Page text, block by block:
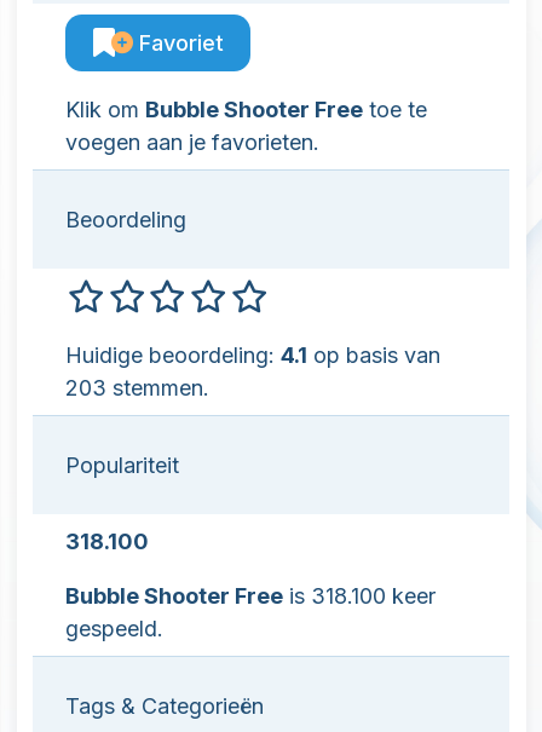
Favoriet
Klik om Bubble Shooter Free toe te
voegen aan je favorieten.
Beoordeling
Huidige beoordeling: 4.1 op basis van
203 stemmen.
Populariteit
318.100
Bubble Shooter Free is 318.100 keer
gespeeld.
Tags & Categorieën